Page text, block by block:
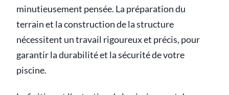
minutieusement pensée. La préparation du
terrain et la construction de la structure
nécessitent un travail rigoureux et précis, pour
garantir la durabilité et la sécurité de votre
piscine.